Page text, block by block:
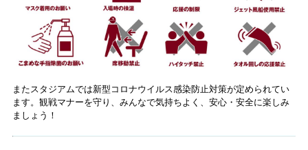
またスタジアムでは新型コロナウイルス感染防止対策が定められてい
ます。観戦マナーを守り、みんなで気持ちよく、安心・安全に楽しみ
ましょう！